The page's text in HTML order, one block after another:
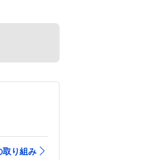
取り組み